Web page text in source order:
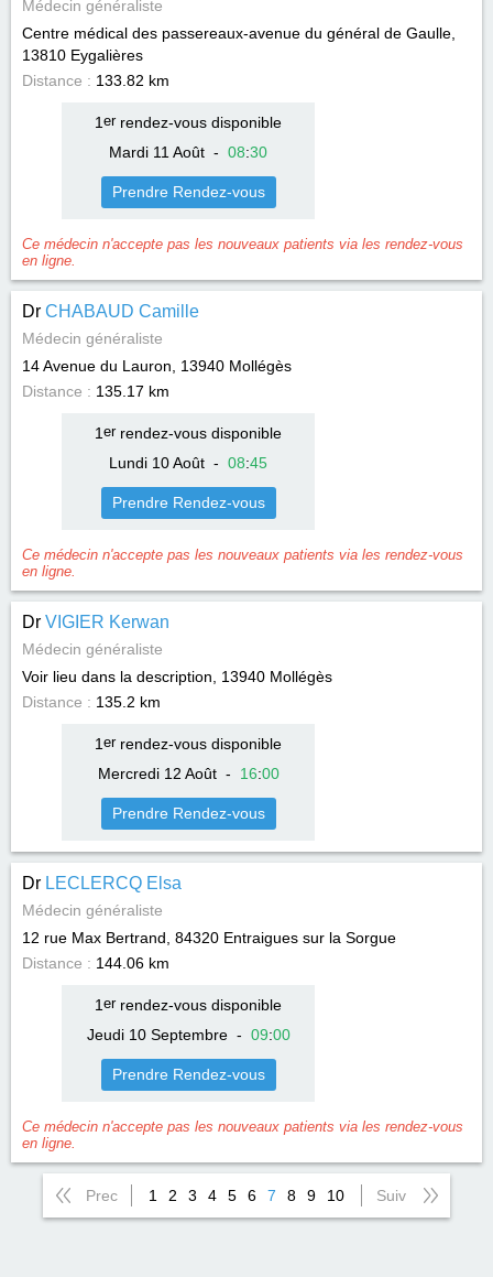
Médecin généraliste
Centre médical des passereaux-avenue du général de Gaulle,
13810 Eygalières
Distance : 133.82 km
1 errendez-vous disponible
Mardi 11 Août - 08:30
Prendre Rendez-vous
Ce médecin n'accepte pas les nouveaux patients via les rendez-vous
en ligne.
Dr CHABAUD Camille
Médecin généraliste
14 Avenue du Lauron, 13940 Mollégès
Distance : 135.17 km
1 errendez-vous disponible
Lundi 10 Août - 08:45
Prendre Rendez-vous
Ce médecin n'accepte pas les nouveaux patients via les rendez-vous
en ligne.
Dr VIGIER Kerwan
Médecin généraliste
Voir lieu dans la description, 13940 Mollégès
Distance : 135.2 km
1 errendez-vous disponible
Mercredi 12 Août- 16:00
Prendre Rendez-vous
Dr LECLERCQ Elsa
Médecin généraliste
12 rue Max Bertrand, 84320 Entraigues sur la Sorgue
Distance : 144.06 km
1 errendez-vous disponible
Jeudi 10 Septembre- 09:00
Prendre Rendez-vous
Ce médecin n'accepte pas les nouveaux patients via les rendez-vous
en ligne.
Prec 1 2 3 4 5 6 7 8 9 10 Suiv